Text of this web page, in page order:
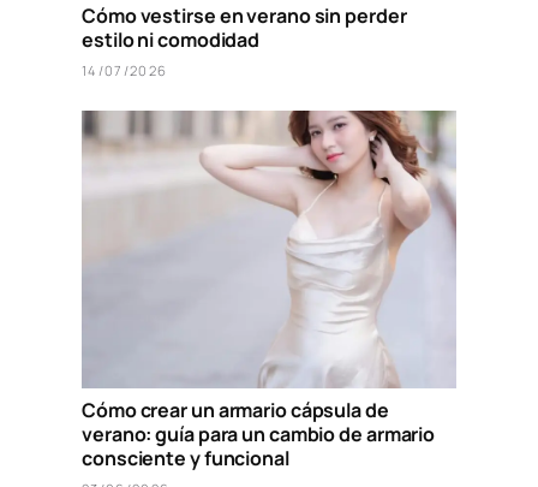
Cómo vestirse en verano sin perder
estilo ni comodidad
14/07/2026
Cómo crear un armario cápsula de
verano: guía para un cambio de armario
consciente y funcional